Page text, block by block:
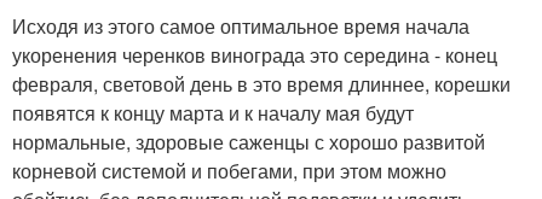
Исходя из этого самое оптимальное время начала
укоренения черенков винограда это середина - конец
февраля, световой день в это время длиннее, корешки
появятся к концу марта и к началу мая будут
нормальные, здоровые саженцы с хорошо развитой
корневой системой и побегами, при этом можно